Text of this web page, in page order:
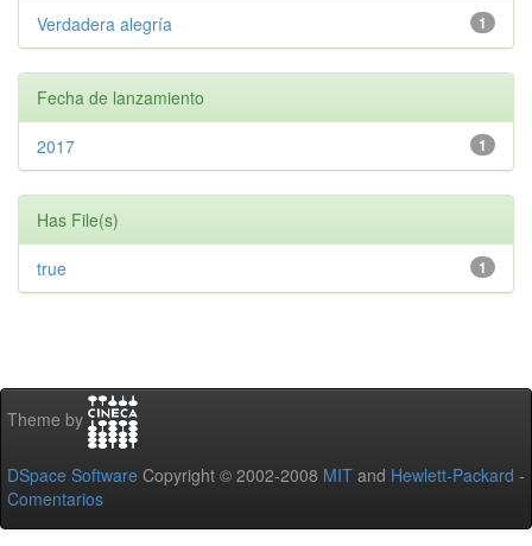
1
Verdadera alegría
Fecha de lanzamiento
1
2017
Has File(s)
1
true
Theme by
DSpace Software Copyright © 2002-2008 MIT and Hewlett-Packard -
Comentarios